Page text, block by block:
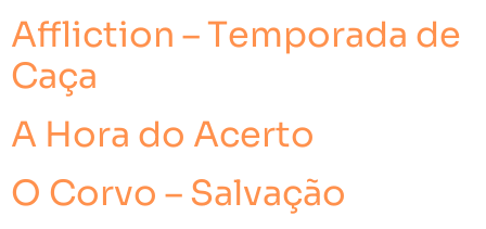
Affliction – Temporada de
Caça
A Hora do Acerto
O Corvo – Salvação